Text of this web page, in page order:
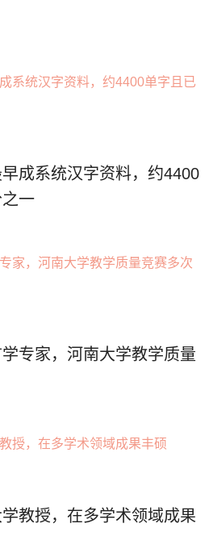
成系统汉字资料，约4400
一
专家，河南大学教学质量
教授，在多学术领域成果